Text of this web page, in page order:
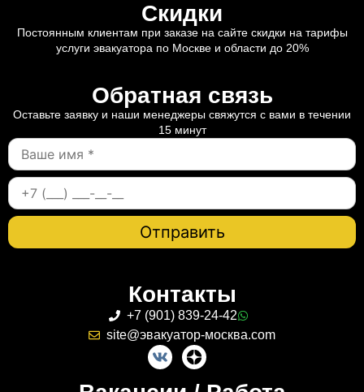
Скидки
Постоянным клиентам при заказе на сайте скидки на тарифы
услуги эвакуатора по Москве и области до 20%
Обратная связь
Оставьте заявку и наши менеджеры свяжутся с вами в течении
15 минут
Контакты
+7 (901) 839-24-42
site@эвакуатор-москва.com